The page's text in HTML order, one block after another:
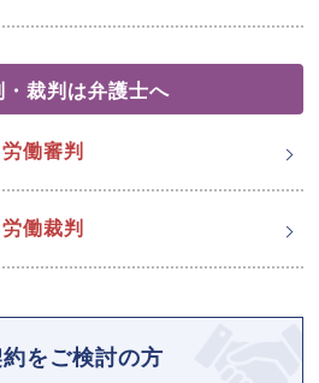
・裁判は弁護士へ
労働審判
労働裁判
をご検討の方